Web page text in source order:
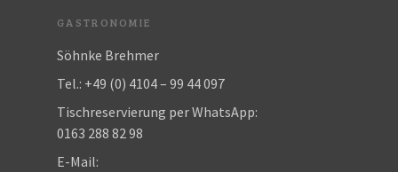
GASTRONOMIE
Söhnke Brehmer
Tel.: +49 (0) 4104 – 99 44 097
Tischreservierung per WhatsApp:
0163 288 82 98
E-Mail: